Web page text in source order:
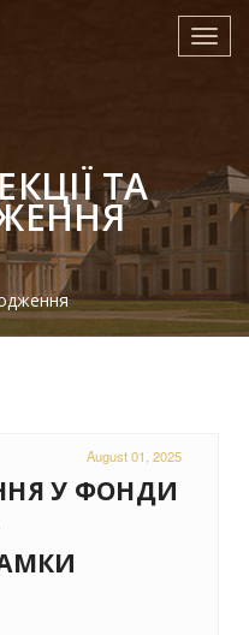
ТА
August 01, 2025
У ФОНДИ